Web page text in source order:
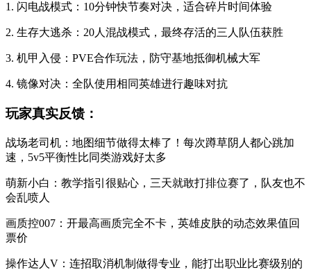
1. 闪电战模式：10分钟快节奏对决，适合碎片时间体验
2. 生存大逃杀：20人混战模式，最终存活的三人队伍获胜
3. 机甲入侵：PVE合作玩法，防守基地抵御机械大军
4. 镜像对决：全队使用相同英雄进行趣味对抗
玩家真实反馈：
战场老司机：地图细节做得太棒了！每次蹲草阴人都心跳加
速，5v5平衡性比同类游戏好太多
萌新小白：教学指引很贴心，三天就敢打排位赛了，队友也不
会乱喷人
画质控007：开最高画质完全不卡，英雄皮肤的动态效果值回
票价
操作达人V：连招取消机制做得专业，能打出职业比赛级别的